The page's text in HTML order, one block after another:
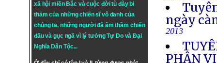
xã hội miền Bắc và cuộc đời tù đày bi
thảm của những chiến sĩ vô danh của
chúng ta, những người đã âm thầm chiến
đấu và gục ngã vì lý tưởngTự DovàĐại
Nghĩa Dân Tộc...
ngày
2013
PHẬN